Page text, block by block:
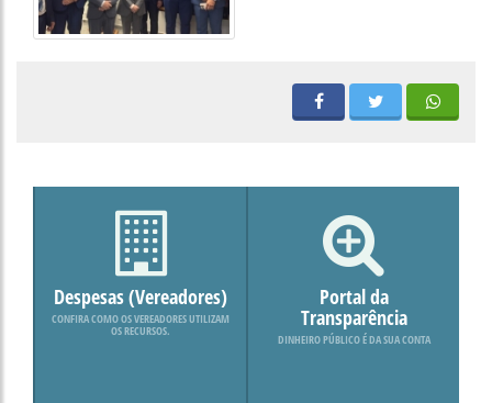
Despesas (Vereadores)
CONFIRA COMO OS VEREADORES UTILIZAM
OS RECURSOS.
Portal da
Transparência
DINHEIRO PÚBLICO É DA SUA CONTA